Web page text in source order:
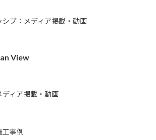
シブ：メディア掲載・動画
View
ディア掲載・動画
工事例